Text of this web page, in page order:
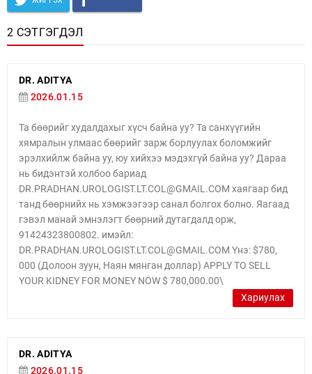
2 СЭТГЭГДЭЛ
DR. ADITYA
2026.01.15
Та бөөрийг худалдахыг хүсч байна уу? Та санхүүгийн
хямралын улмаас бөөрийг зарж борлуулах боломжийг
эрэлхийлж байна уу, юу хийхээ мэдэхгүй байна уу? Дараа
нь бидэнтэй холбоо бариад
DR.PRADHAN.UROLOGIST.LT.COL@GMAIL.COM хаягаар бид
танд бөөрнийх нь хэмжээгээр санал болгох болно. Яагаад
гэвэл манай эмнэлэгт бөөрний дутагдалд орж,
91424323800802. имэйл:
DR.PRADHAN.UROLOGIST.LT.COL@GMAIL.COM Yнэ: $780,
000 (Долоон зуун, Наян мянган доллар) APPLY TO SELL
YOUR KIDNEY FOR MONEY NOW $ 780,000.00\
Хариулах
DR. ADITYA
2026.01.15